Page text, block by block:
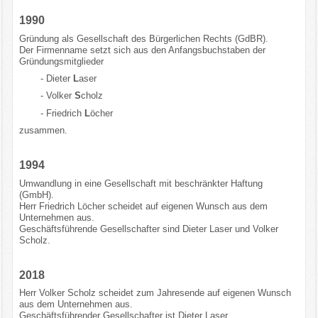
Referenzen
Datenschutz
Impressum
Disclaimer
1990
Gründung als Gesellschaft des Bürgerlichen Rechts (GdBR).
Der Firmenname setzt sich aus den Anfangsbuchstaben der
Gründungsmitglieder
- Dieter Laser
- Volker Scholz
- Friedrich Löcher
zusammen.
1994
Umwandlung in eine Gesellschaft mit beschränkter Haftung
(GmbH).
Herr Friedrich Löcher scheidet auf eigenen Wunsch aus dem
Unternehmen aus.
Geschäftsführende Gesellschafter sind Dieter Laser und Volker
Scholz.
2018
Herr Volker Scholz scheidet zum Jahresende auf eigenen Wunsch
aus dem Unternehmen aus.
Geschäftsführender Gesellschafter ist Dieter Laser.